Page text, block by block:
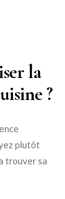
la
?
plutôt
trouver sa